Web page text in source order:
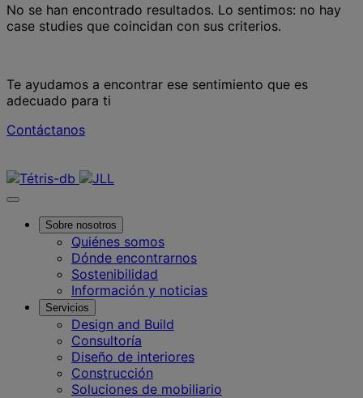
No se han encontrado resultados. Lo sentimos: no hay
case studies que coincidan con sus criterios.
Te ayudamos a encontrar ese sentimiento que es
adecuado para ti
Contáctanos
Sobre nosotros
Quiénes somos
Dónde encontrarnos
Sostenibilidad
Información y noticias
Servicios
Design and Build
Consultoría
Diseño de interiores
Construcción
Soluciones de mobiliario